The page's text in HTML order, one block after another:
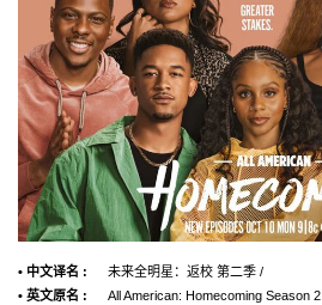
• 中文译名 :
未来全明星：返校 第二季 /
• 英文原名 :
All American: Homecoming Season 2